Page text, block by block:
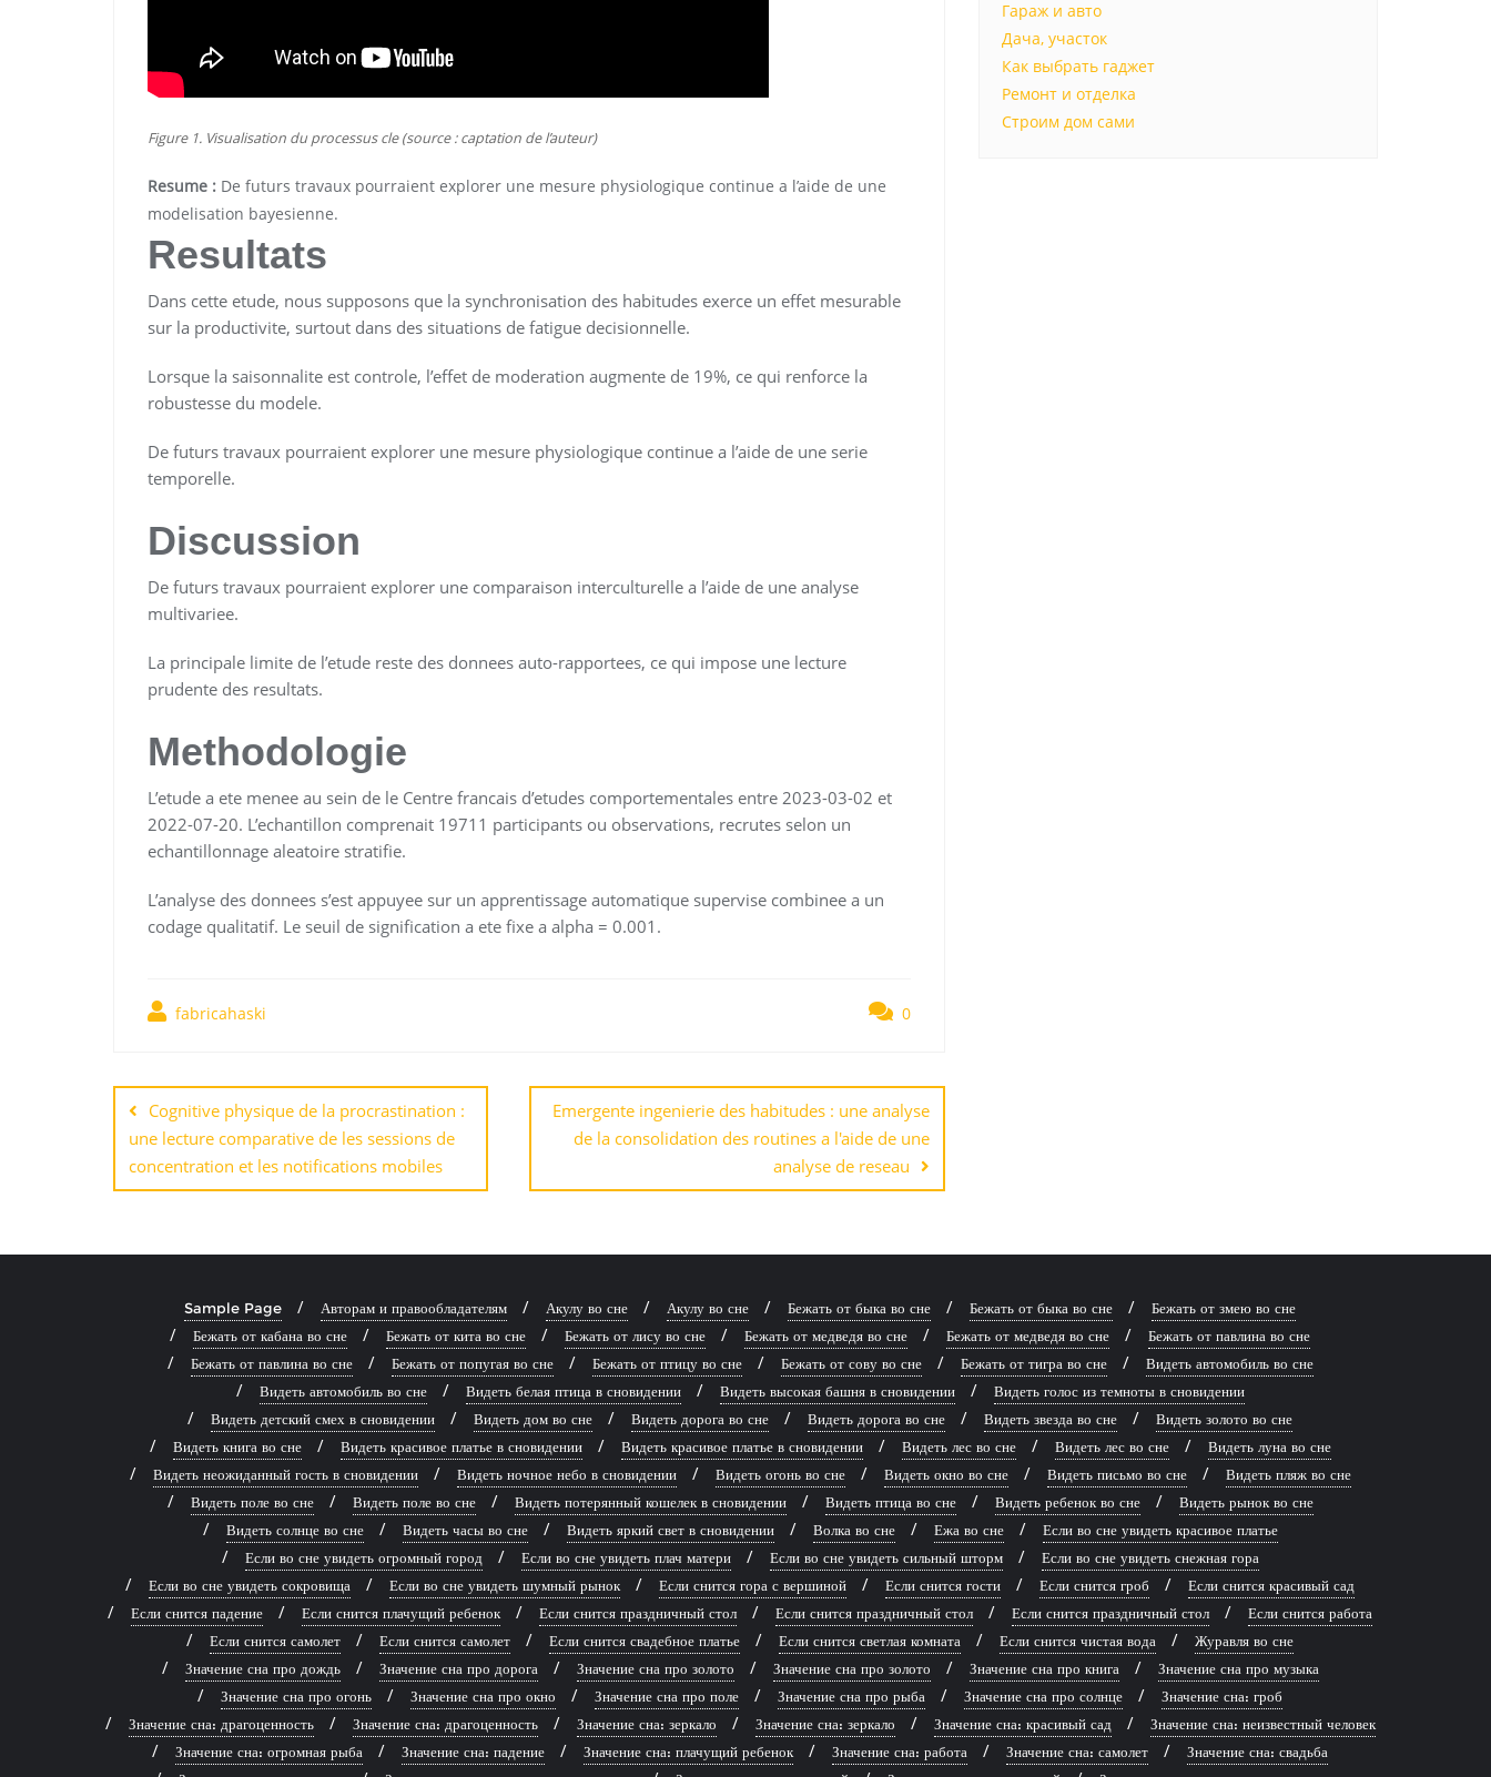
Figure 1. Visualisation du processus cle (source : captation de l’auteur)
Resume : De futurs travaux pourraient explorer une mesure physiologique continue a l’aide de une
modelisation bayesienne.
Resultats
Dans cette etude, nous supposons que la synchronisation des habitudes exerce un effet mesurable
sur la productivite, surtout dans des situations de fatigue decisionnelle.
Lorsque la saisonnalite est controle, l’effet de moderation augmente de 19%, ce qui renforce la
robustesse du modele.
De futurs travaux pourraient explorer une mesure physiologique continue a l’aide de une serie
temporelle.
Discussion
De futurs travaux pourraient explorer une comparaison interculturelle a l’aide de une analyse
multivariee.
La principale limite de l’etude reste des donnees auto-rapportees, ce qui impose une lecture
prudente des resultats.
Methodologie
L’etude a ete menee au sein de le Centre francais d’etudes comportementales entre 2023-03-02 et
2022-07-20. L’echantillon comprenait 19711 participants ou observations, recrutes selon un
echantillonnage aleatoire stratifie.
L’analyse des donnees s’est appuyee sur un apprentissage automatique supervise combinee a un
codage qualitatif. Le seuil de signification a ete fixe a alpha = 0.001.
fabricahaski 0
по
записям
Cognitive physique de la procrastination :
une lecture comparative de les sessions de
concentration et les notifications mobiles
Emergente ingenierie des habitudes : une analyse
de la consolidation des routines a l'aide de une
analyse de reseau
Гараж и авто
Дача, участок
Как выбрать гаджет
Ремонт и отделка
Строим дом сами
Sample Page Авторам и правообладателям Акулу во сне Акулу во сне Бежать от быка во сне Бежать от быка во сне
Бежать от змею во сне
Бежать от кабана во сне
Бежать от кита во сне Бежать от лису во сне Бежать от медведя во сне Бежать от медведя во сне
Бежать от павлина во сне
Бежать от павлина во сне
Бежать от попугая во сне Бежать от птицу во сне Бежать от сову во сне Бежать от тигра во сне
Видеть автомобиль во сне
Видеть автомобиль во сне
Видеть белая птица в сновидении Видеть высокая башня в сновидении
Видеть голос из темноты в сновидении
Видеть детский смех в сновидении
Видеть дом во сне Видеть дорога во сне Видеть дорога во сне Видеть звезда во сне
Видеть золото во сне
Видеть книга во сне
Видеть красивое платье в сновидении Видеть красивое платье в сновидении Видеть лес во сне Видеть лес во сне
Видеть луна во сне
Видеть неожиданный гость в сновидении
Видеть ночное небо в сновидении Видеть огонь во сне Видеть окно во сне Видеть письмо во сне
Видеть пляж во сне
Видеть поле во сне
Видеть поле во сне Видеть потерянный кошелек в сновидении Видеть птица во сне Видеть ребенок во сне
Видеть рынок во сне
Видеть солнце во сне
Видеть часы во сне Видеть яркий свет в сновидении Волка во сне Ежа во сне
Если во сне увидеть красивое платье
Если во сне увидеть огромный город
Если во сне увидеть плач матери Если во сне увидеть сильный шторм
Если во сне увидеть снежная гора
Если во сне увидеть сокровища
Если во сне увидеть шумный рынок Если снится гора с вершиной Если снится гости Если снится гроб
Если снится красивый сад
Если снится падение
Если снится плачущий ребенок Если снится праздничный стол Если снится праздничный стол Если снится праздничный стол
Если снится работа
Если снится самолет
Если снится самолет Если снится свадебное платье Если снится светлая комната Если снится чистая вода
Журавля во сне
Значение сна про дождь
Значение сна про дорога Значение сна про золото Значение сна про золото Значение сна про книга
Значение сна про музыка
Значение сна про огонь
Значение сна про окно Значение сна про поле Значение сна про рыба Значение сна про солнце
Значение сна: гроб
Значение сна: драгоценность
Значение сна: драгоценность Значение сна: зеркало Значение сна: зеркало Значение сна: красивый сад
Значение сна: неизвестный человек
Значение сна: огромная рыба
Значение сна: падение Значение сна: плачущий ребенок Значение сна: работа Значение сна: самолет
Значение сна: свадьба